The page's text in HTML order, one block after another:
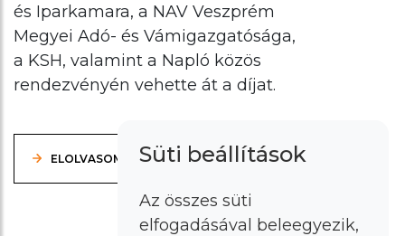
és Iparkamara, a NAV Veszprém
Megyei Adó- és Vámigazgatósága,
a KSH, valamint a Napló közös
rendezvényén vehette át a díjat.
ELOLVASOM Süti beállítások
Az összes süti
elfogadásával beleegyezik,